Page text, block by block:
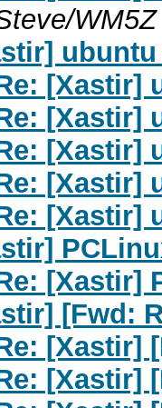
WM5Z
[Xastir]
[Xastir]
[Xastir]
[Xastir]
[Xastir]
[Xastir]
[Fwd:
[Xastir]
[Xastir]